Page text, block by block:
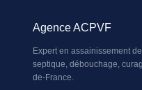
Agence ACPVF
Expert en assainissement
septique, débouchage,
de-France.